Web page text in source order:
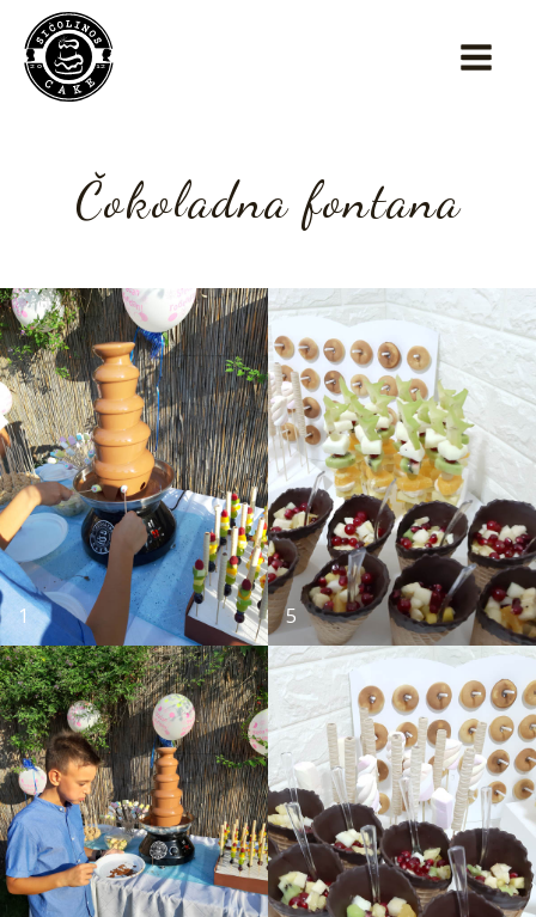
Čokoladna fontana